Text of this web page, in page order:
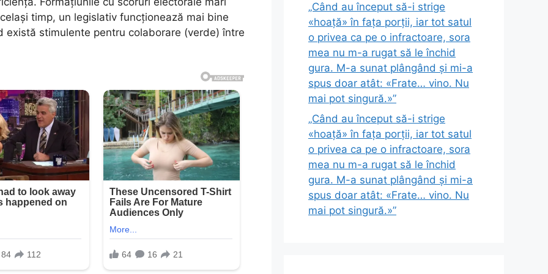
timp, un legislativ funcționează mai bine
stimulente pentru colaborare (verde) între
„Când au început să-i strige
«hoață» în fața porții, iar tot satul
o privea ca pe o infractoare, sora
mea nu m-a rugat să le închid
gura. M-a sunat plângând și mi-a
spus doar atât: «Frate… vino. Nu
mai pot singură.»”
„Când au început să-i strige
«hoață» în fața porții, iar tot satul
o privea ca pe o infractoare, sora
mea nu m-a rugat să le închid
gura. M-a sunat plângând și mi-a
spus doar atât: «Frate… vino. Nu
mai pot singură.»”